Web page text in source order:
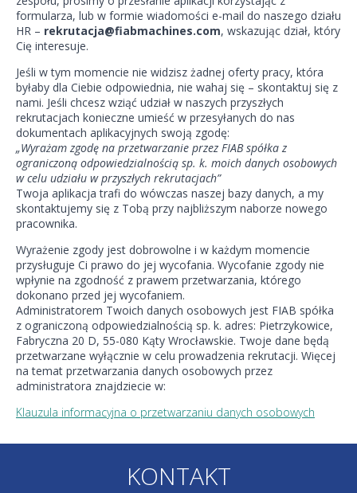
formularza, lub w formie wiadomości e-mail do naszego działu
HR – rekrutacja@fiabmachines.com, wskazując dział, który
Cię interesuje.
Jeśli w tym momencie nie widzisz żadnej oferty pracy, która
byłaby dla Ciebie odpowiednia, nie wahaj się – skontaktuj się z
nami. Jeśli chcesz wziąć udział w naszych przyszłych
rekrutacjach konieczne umieść w przesyłanych do nas
dokumentach aplikacyjnych swoją zgodę:
„Wyrażam zgodę na przetwarzanie przez FIAB spółka z
ograniczoną odpowiedzialnością sp. k. moich danych osobowych
w celu udziału w przyszłych rekrutacjach”
Twoja aplikacja trafi do wówczas naszej bazy danych, a my
skontaktujemy się z Tobą przy najbliższym naborze nowego
pracownika.
Wyrażenie zgody jest dobrowolne i w każdym momencie
przysługuje Ci prawo do jej wycofania. Wycofanie zgody nie
wpłynie na zgodność z prawem przetwarzania, którego
dokonano przed jej wycofaniem.
Administratorem Twoich danych osobowych jest FIAB spółka
z ograniczoną odpowiedzialnością sp. k. adres: Pietrzykowice,
Fabryczna 20 D, 55-080 Kąty Wrocławskie. Twoje dane będą
przetwarzane wyłącznie w celu prowadzenia rekrutacji. Więcej
na temat przetwarzania danych osobowych przez
administratora znajdziecie w:
Klauzula informacyjna o przetwarzaniu danych osobowych
KONTAKT